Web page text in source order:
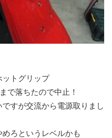
ットグリップ
で落ちたので中止！
すが交流から電源取りまし
ろというレベルかも